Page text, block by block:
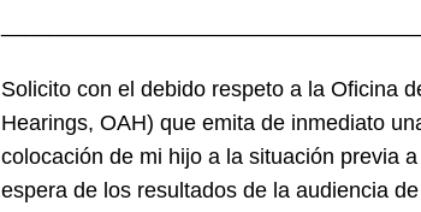
Solicito con el debido respeto a la Oficina
Hearings, OAH) que emita de inmediato
colocación de mi hijo a la situación previa
espera de los resultados de la audiencia